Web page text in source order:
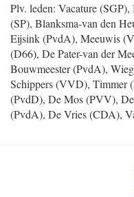
Plv. leden: Vacature
(SP), Blanksma-van den
Eijsink (PvdA), Meeuwis
(D66), De Pater-van der
Bouwmeester (PvdA),
Schippers (VVD), Timmer
(PvdD), De Mos (PVV),
(PvdA), De Vries (CDA),